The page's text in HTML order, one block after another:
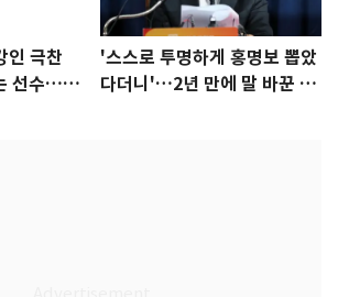
인 극찬
선수…좋
'스스로 투명하게 홍명보 뽑았
다더니'…2년 만에 말 바꾼 이